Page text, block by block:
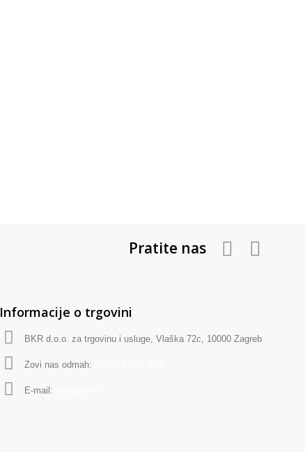
Pratite nas
Informacije o trgovini
BKR d.o.o. za trgovinu i usluge, Vlaška 72c, 10000 Zagreb
Zovi nas odmah:
E-mail: